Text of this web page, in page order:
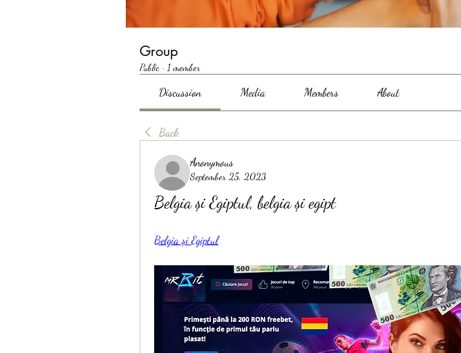
Group
Public · 1 member
Discussion Media Members About
Back
Anonymous
September 25, 2023
Belgia și Egiptul, belgia și egipt
Belgia și Egiptul